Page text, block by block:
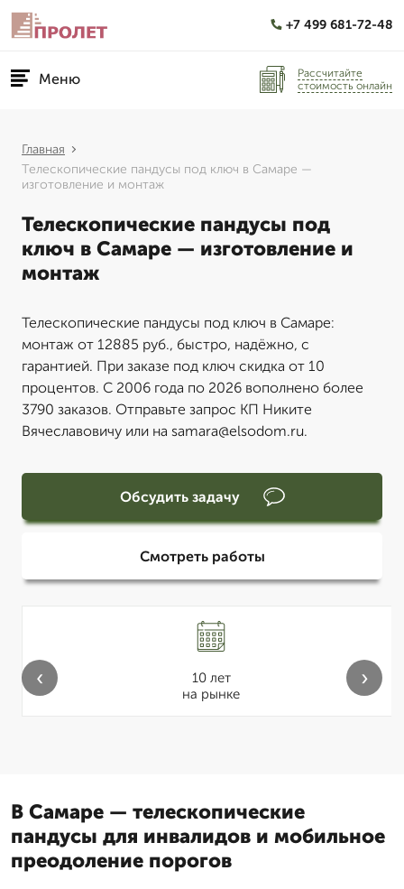
+7 499 681-72-48
Меню
Рассчитайте
стоимость онлайн
Главная
Телескопические пандусы под ключ в Самаре —
изготовление и монтаж
Телескопические пандусы под
ключ в Самаре — изготовление и
монтаж
Телескопические пандусы под ключ в Самаре:
монтаж от 12885 руб., быстро, надёжно, с
гарантией. При заказе под ключ скидка от 10
процентов. С 2006 года по 2026 вополнено более
3790 заказов. Отправьте запрос КП Никите
Вячеславовичу или на samara@elsodom.ru.
Обсудить задачу
Смотреть работы
10 лет
на рынке
‹ ›
В Самаре — телескопические
пандусы для инвалидов и мобильное
преодоление порогов